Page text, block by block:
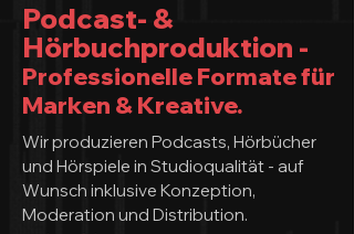
Podcast- &
Hörbuchproduktion -
Professionelle Formate für
Marken & Kreative.
Wir produzieren Podcasts, Hörbücher
und Hörspiele in Studioqualität - auf
Wunsch inklusive Konzeption,
Moderation und Distribution.